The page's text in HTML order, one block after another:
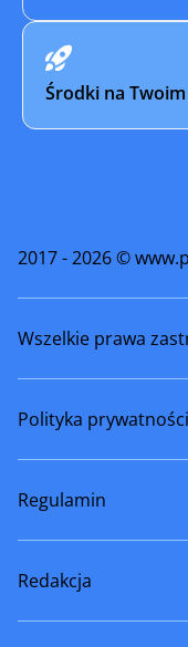
Środki na
2017 - 2026 ©
Wszelkie prawa
Polityka prywatności
Regulamin
Redakcja